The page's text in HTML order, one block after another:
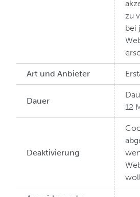
zu
bei
Art und Anbieter
Dauer
12
Deaktivierung